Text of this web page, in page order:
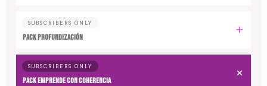
SUBSCRIBERS ONLY
PACK PROFUNDIZACIÓN
SUBSCRIBERS ONLY
PACK EMPRENDE CON COHERENCIA